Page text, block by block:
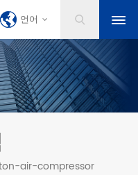
언어
air-compressor